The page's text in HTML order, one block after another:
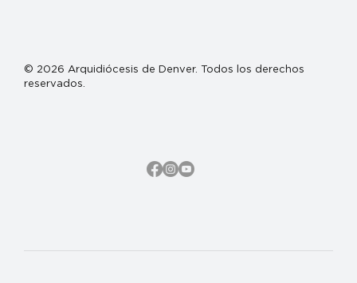
© 2026 Arquidiócesis de Denver. Todos los derechos
reservados.